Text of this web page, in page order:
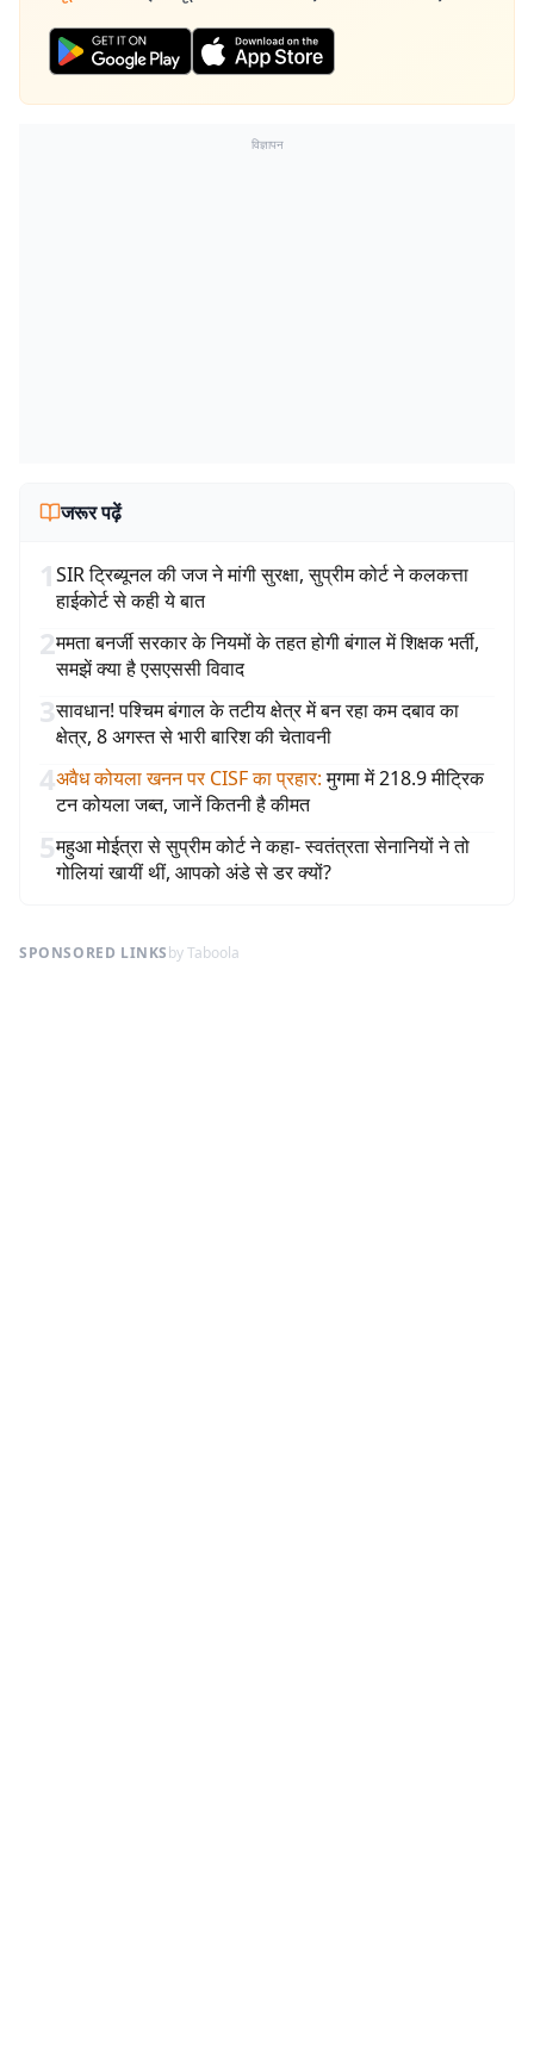
विज्ञापन
जरूर पढ़ें
1SIR ट्रिब्यूनल की जज ने मांगी सुरक्षा, सुप्रीम कोर्ट ने कलकत्ता
हाईकोर्ट से कही ये बात
2ममता बनर्जी सरकार के नियमों के तहत होगी बंगाल में शिक्षक भर्ती,
समझें क्या है एसएससी विवाद
3सावधान! पश्चिम बंगाल के तटीय क्षेत्र में बन रहा कम दबाव का
क्षेत्र, 8 अगस्त से भारी बारिश की चेतावनी
4अवैध कोयला खनन पर CISF का प्रहार: मुगमा में 218.9 मीट्रिक
टन कोयला जब्त, जानें कितनी है कीमत
5महुआ मोईत्रा से सुप्रीम कोर्ट ने कहा- स्वतंत्रता सेनानियों ने तो
गोलियां खायीं थीं, आपको अंडे से डर क्यों?
SPONSORED LINKSby Taboola